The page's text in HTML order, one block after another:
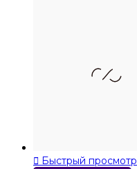
 Быстрый просмотр